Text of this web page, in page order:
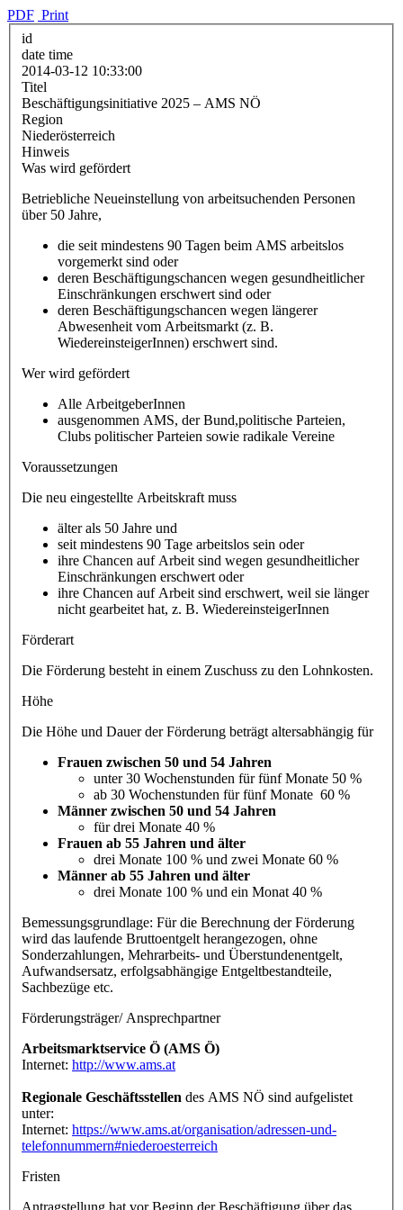
PDF Print
id
date time
2014-03-12 10:33:00
Titel
Beschäftigungsinitiative 2025 – AMS NÖ
Region
Niederösterreich
Hinweis
Was wird gefördert
Betriebliche Neueinstellung von arbeitsuchenden Personen
über 50 Jahre,
die seit mindestens 90 Tagen beim AMS arbeitslos
vorgemerkt sind oder
deren Beschäftigungschancen wegen gesundheitlicher
Einschränkungen erschwert sind oder
deren Beschäftigungschancen wegen längerer
Abwesenheit vom Arbeitsmarkt (z. B.
WiedereinsteigerInnen) erschwert sind.
Wer wird gefördert
Alle ArbeitgeberInnen
ausgenommen AMS, der Bund,politische Parteien,
Clubs politischer Parteien sowie radikale Vereine
Voraussetzungen
Die neu eingestellte Arbeitskraft muss
älter als 50 Jahre und
seit mindestens 90 Tage arbeitslos sein oder
ihre Chancen auf Arbeit sind wegen gesundheitlicher
Einschränkungen erschwert oder
ihre Chancen auf Arbeit sind erschwert, weil sie länger
nicht gearbeitet hat, z. B. WiedereinsteigerInnen
Förderart
Die Förderung besteht in einem Zuschuss zu den Lohnkosten.
Höhe
Die Höhe und Dauer der Förderung beträgt altersabhängig für
Frauen zwischen 50 und 54 Jahren
unter 30 Wochenstunden für fünf Monate 50 %
ab 30 Wochenstunden für fünf Monate 60 %
Männer zwischen 50 und 54 Jahren
für drei Monate 40 %
Frauen ab 55 Jahren und älter
drei Monate 100 % und zwei Monate 60 %
Männer ab 55 Jahren und älter
drei Monate 100 % und ein Monat 40 %
Bemessungsgrundlage: Für die Berechnung der Förderung
wird das laufende Bruttoentgelt herangezogen, ohne
Sonderzahlungen, Mehrarbeits- und Überstundenentgelt,
Aufwandsersatz, erfolgsabhängige Entgeltbestandteile,
Sachbezüge etc.
Förderungsträger/ Ansprechpartner
Arbeitsmarktservice Ö (AMS Ö)
Internet: http://www.ams.at
Regionale Geschäftsstellen des AMS NÖ sind aufgelistet
unter:
Internet: https://www.ams.at/organisation/adressen-und-
telefonnummern#niederoesterreich
Fristen
Antragstellung hat vor Beginn der Beschäftigung über das